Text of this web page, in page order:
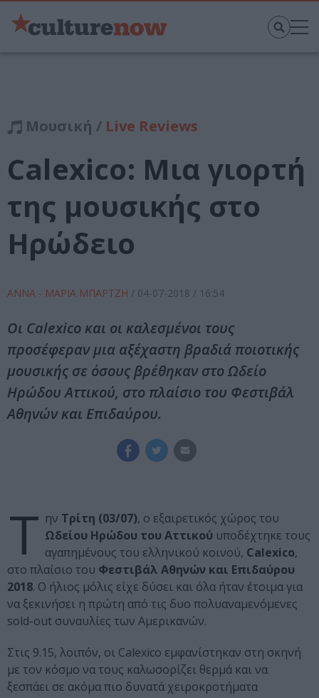
Μουσική / Live Reviews
Calexico: Μια γιορτή
της μουσικής στο
Ηρώδειο
ΑΝΝΑ - ΜΑΡΙΑ ΜΠΑΡΤΖΗ / 04-07-2018 / 16:54
Οι Calexico και οι καλεσμένοι τους
προσέφεραν μια αξέχαστη βραδιά ποιοτικής
μουσικής σε όσους βρέθηκαν στο Ωδείο
Ηρώδου Αττικού, στο πλαίσιο του Φεστιβάλ
Αθηνών και Επιδαύρου.
Τ ην Τρίτη (03/07), ο εξαιρετικός χώρος του
Ωδείου Ηρώδου του Αττικού υποδέχτηκε τους
αγαπημένους του ελληνικού κοινού, Calexico,
στο πλαίσιο του Φεστιβάλ Αθηνών και Επιδαύρου
2018. Ο ήλιος μόλις είχε δύσει και όλα ήταν έτοιμα για
να ξεκινήσει η πρώτη από τις δυο πολυαναμενόμενες
sold-out συναυλίες των Αμερικανών.
Στις 9.15, λοιπόν, οι Calexico εμφανίστηκαν στη σκηνή
με τον κόσμο να τους καλωσορίζει θερμά και να
ξεσπάει σε ακόμα πιο δυνατά χειροκροτήματα